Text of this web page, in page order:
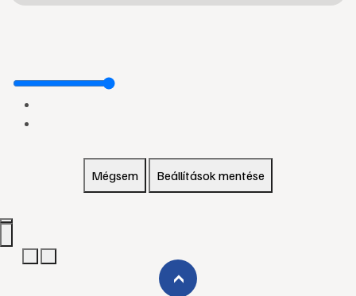
Mégsem Beállítások mentése
›